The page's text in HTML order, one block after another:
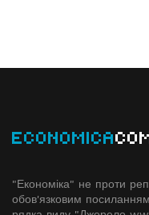
ECONOMICA
"Економіка" не проти
обов'язковим